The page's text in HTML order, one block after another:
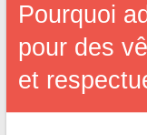
Pourquoi
pour des
et